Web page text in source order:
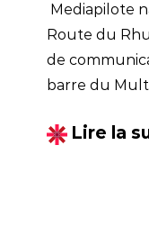
Mediapilote
Route du
de
barre du
Lire la